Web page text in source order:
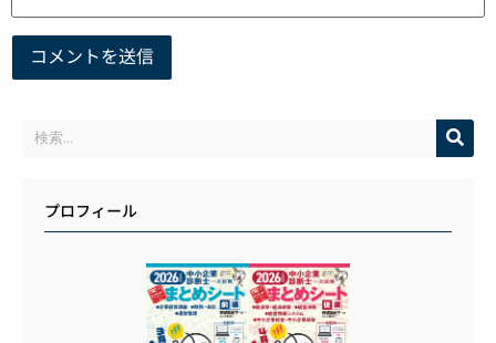
プロフィール